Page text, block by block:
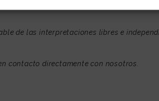
de las interpretaciones libres e
contacto directamente con nosotros.